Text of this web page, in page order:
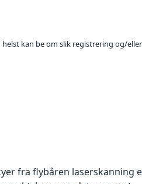
kan be om slik registrering og/
fra flybåren laserskanning